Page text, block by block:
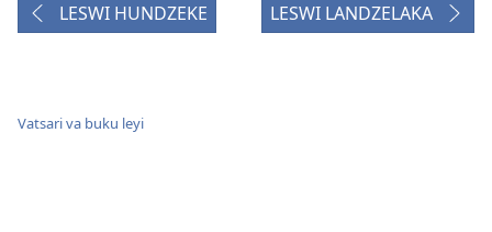
LESWI HUNDZEKE LESWI LANDZELAKA
Vatsari va buku leyi